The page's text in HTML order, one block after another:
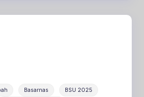
Basarnas BSU 2025